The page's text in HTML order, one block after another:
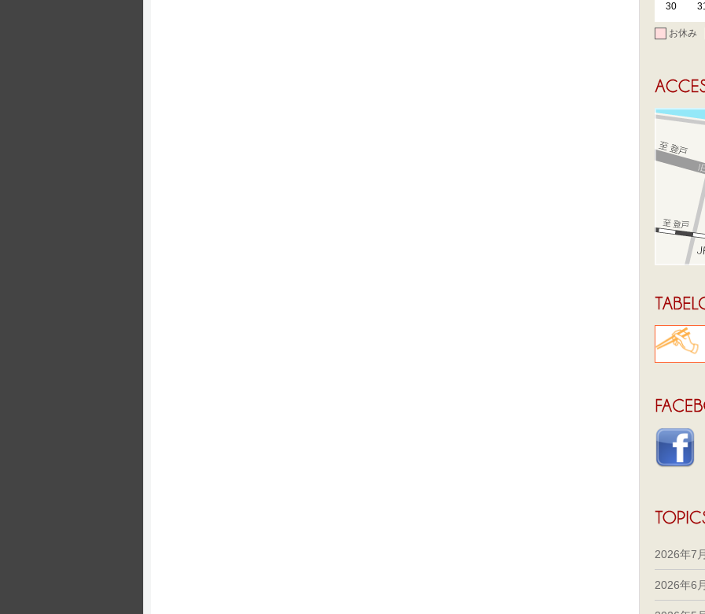
30
お休み
2026年7月
2026年6月